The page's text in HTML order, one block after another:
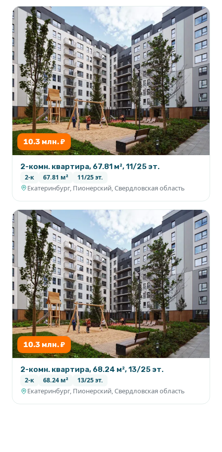
10.3 млн. ₽
2-комн. квартира, 67.81 м², 11/25 эт.
2-к 67.81 м² 11/25 эт.
Екатеринбург, Пионерский, Свердловская область
10.3 млн. ₽
2-комн. квартира, 68.24 м², 13/25 эт.
2-к 68.24 м² 13/25 эт.
Екатеринбург, Пионерский, Свердловская область